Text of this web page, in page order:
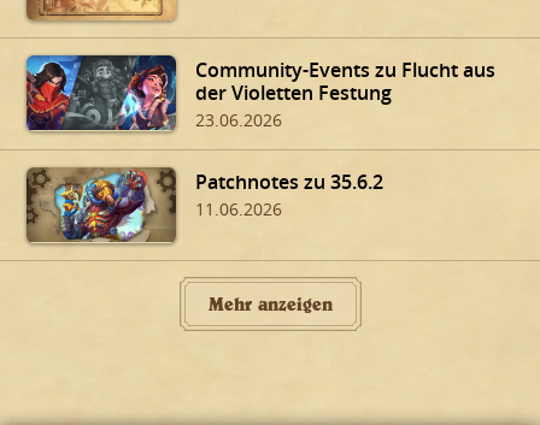
Community-Events zu Flucht aus
der Violetten Festung
23.06.2026
Patchnotes zu 35.6.2
11.06.2026
Mehr anzeigen